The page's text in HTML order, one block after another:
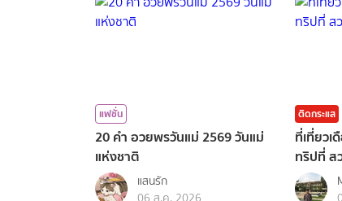
แฟชั่น
20 คำ อวยพรวันแม่ 2569 วันแม่
แห่งชาติ
แสนรัก
ติดกระแส
ที่เที่ยว
ทริปที่ ส